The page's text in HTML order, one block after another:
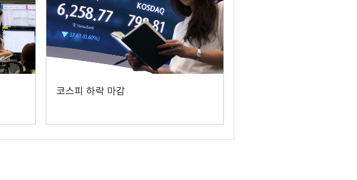
코스피 하락 마감